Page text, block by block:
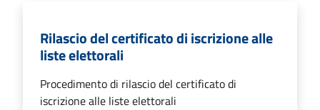
Rilascio del certificato di iscrizione alle
liste elettorali
Procedimento di rilascio del certificato di
iscrizione alle liste elettorali